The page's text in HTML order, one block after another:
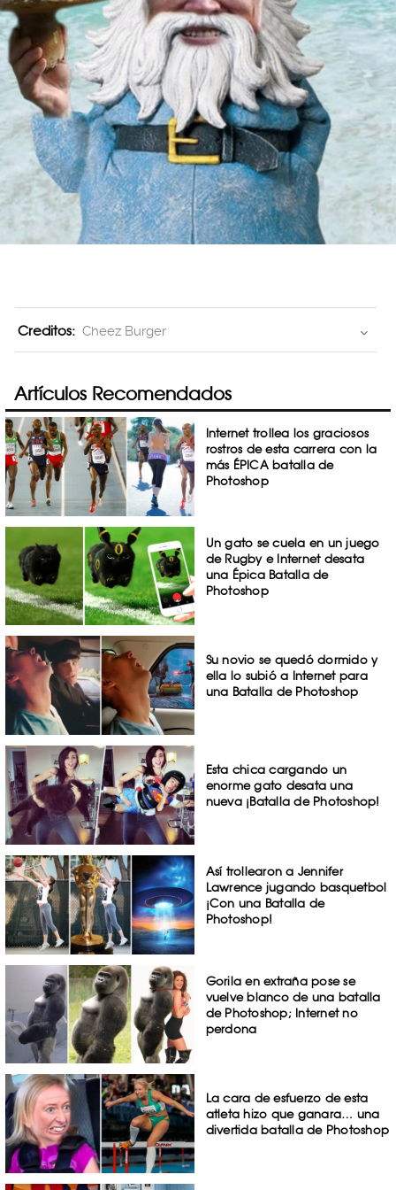
Creditos: Cheez Burger
Artículos Recomendados
Internet trollea los graciosos
rostros de esta carrera con la
más ÉPICA batalla de
Photoshop
Un gato se cuela en un juego
de Rugby e Internet desata
una Épica Batalla de
Photoshop
Su novio se quedó dormido y
ella lo subió a Internet para
una Batalla de Photoshop
Esta chica cargando un
enorme gato desata una
nueva ¡Batalla de Photoshop!
Así trollearon a Jennifer
Lawrence jugando basquetbol
¡Con una Batalla de
Photoshop!
Gorila en extraña pose se
vuelve blanco de una batalla
de Photoshop; Internet no
perdona
La cara de esfuerzo de esta
atleta hizo que ganara… una
divertida batalla de Photoshop